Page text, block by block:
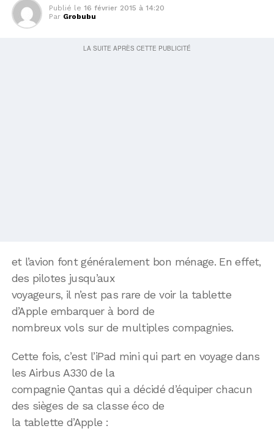
Publié le 16 février 2015 à 14:20
Par Grobubu
et l’avion font généralement bon ménage. En effet,
des pilotes jusqu’aux
voyageurs, il n’est pas rare de voir la tablette
d’Apple embarquer à bord de
nombreux vols sur de multiples compagnies.
Cette fois, c’est l’iPad mini qui part en voyage dans
les Airbus A330 de la
compagnie Qantas qui a décidé d’équiper chacun
des sièges de sa classe éco de
la tablette d’Apple :